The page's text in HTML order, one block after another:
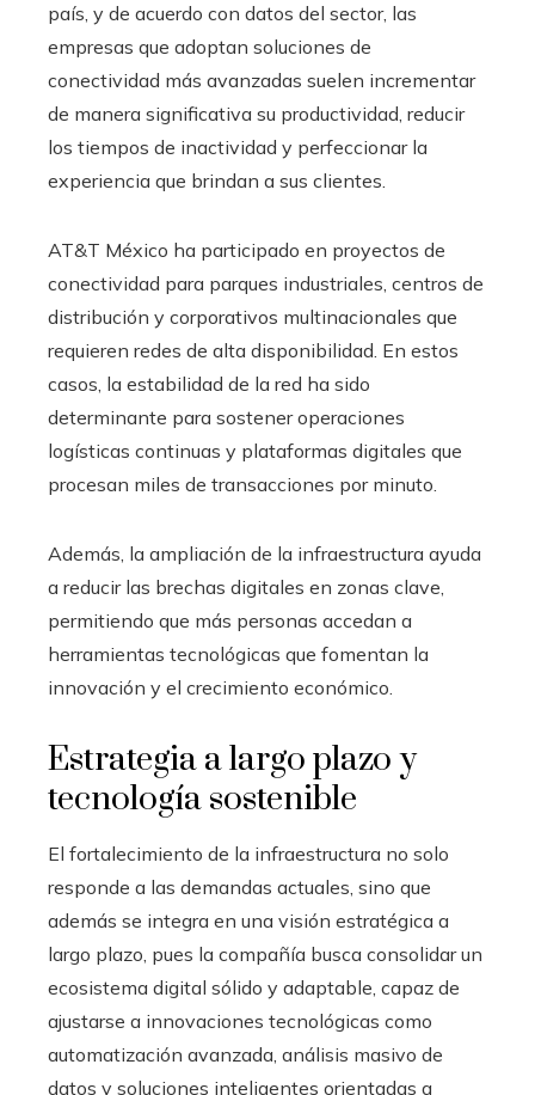
país, y de acuerdo con datos del sector, las
empresas que adoptan soluciones de
conectividad más avanzadas suelen incrementar
de manera significativa su productividad, reducir
los tiempos de inactividad y perfeccionar la
experiencia que brindan a sus clientes.
AT&T México ha participado en proyectos de
conectividad para parques industriales, centros de
distribución y corporativos multinacionales que
requieren redes de alta disponibilidad. En estos
casos, la estabilidad de la red ha sido
determinante para sostener operaciones
logísticas continuas y plataformas digitales que
procesan miles de transacciones por minuto.
Además, la ampliación de la infraestructura ayuda
a reducir las brechas digitales en zonas clave,
permitiendo que más personas accedan a
herramientas tecnológicas que fomentan la
innovación y el crecimiento económico.
Estrategia a largo plazo y
tecnología sostenible
El fortalecimiento de la infraestructura no solo
responde a las demandas actuales, sino que
además se integra en una visión estratégica a
largo plazo, pues la compañía busca consolidar un
ecosistema digital sólido y adaptable, capaz de
ajustarse a innovaciones tecnológicas como
automatización avanzada, análisis masivo de
datos y soluciones inteligentes orientadas a